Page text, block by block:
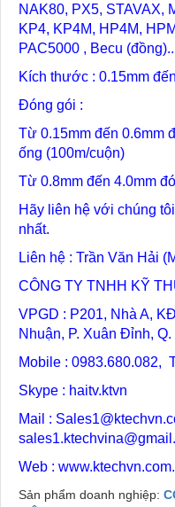
NAK80, PX5, STAVAX,
KP4, KP4M, HP4M,
PAC5000 , Becu
Kích thước : 0.15mm
Đóng gói :
Từ 0.15mm đến 0.6mm
ống (100m/cuộn)
Từ 0.8mm đến 4.0mm
Hãy liên hệ với chúng
nhất.
Liên hệ : Trần Văn Hải
CÔNG TY TNHH KỸ
VPGD : P201, Nhà A,
Nhuận, P. Xuân Đỉnh,
Mobile : 0983.680.082,
Skype : haitv.ktvn
Mail :
Web :
Sản phẩm doanh nghiệp: